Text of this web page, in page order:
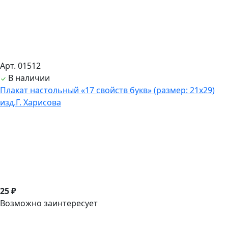
Арт. 01512
В наличии
Плакат настольный «17 свойств букв» (размер: 21х29)
изд.Г. Харисова
25 ₽
Возможно заинтересует